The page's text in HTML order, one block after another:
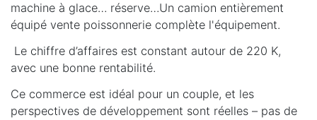
machine à glace… réserve…Un camion entièrement
équipé vente poissonnerie complète l'équipement.
Le chiffre d’affaires est constant autour de 220 K,
avec une bonne rentabilité.
Ce commerce est idéal pour un couple, et les
perspectives de développement sont réelles – pas de